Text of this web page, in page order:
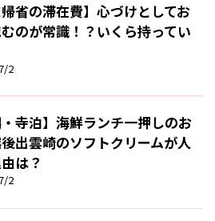
帰省の滞在費】心づけとしてお
のが常識！？いくら持ってい
2
・寺泊】海鮮ランチ一押しのお
出雲崎のソフトクリームが人
は？
2